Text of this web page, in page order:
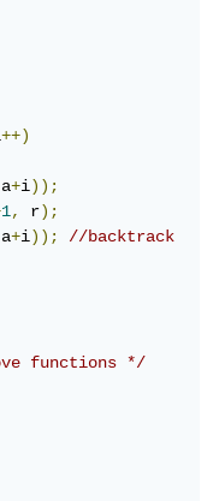
++)
a+i));
1, r);
a+i));
functions */